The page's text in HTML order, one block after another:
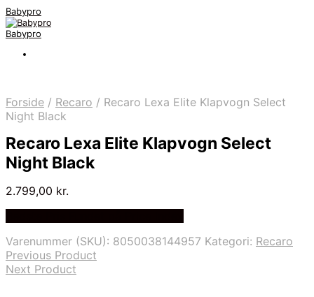
Babypro
Babypro
Forside / Recaro / Recaro Lexa Elite Klapvogn Select
Night Black
Recaro Lexa Elite Klapvogn Select
Night Black
2.799,00 kr.
Varenummer (SKU): 8050038144957 Kategori: Recaro
Previous Product
Next Product